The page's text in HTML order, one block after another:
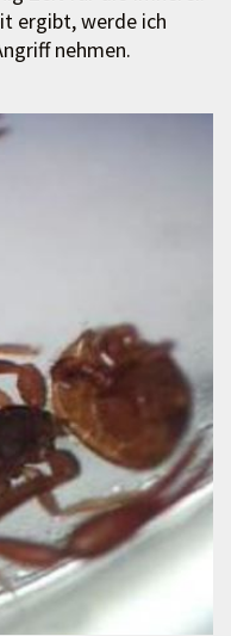
ergibt, werde ich
nehmen.